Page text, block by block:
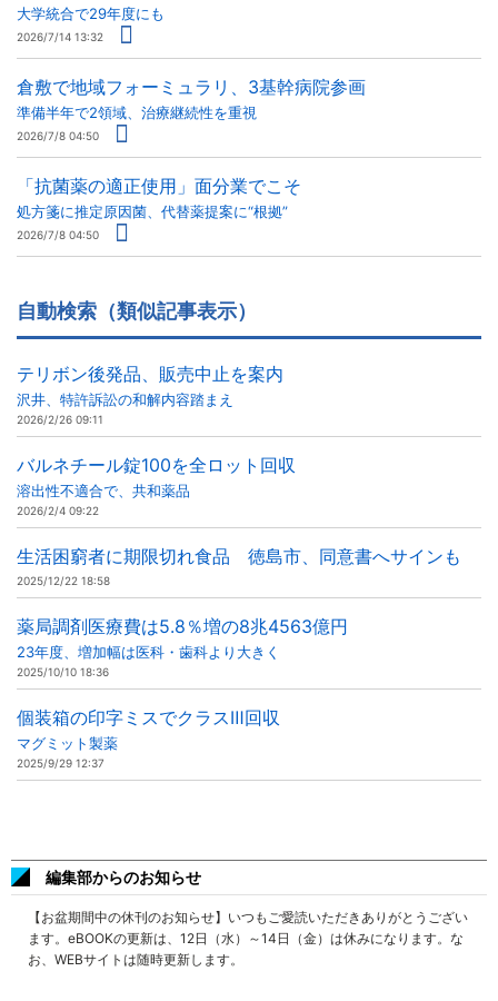
大学統合で29年度にも
2026/7/14 13:32
倉敷で地域フォーミュラリ、3基幹病院参画
準備半年で2領域、治療継続性を重視
2026/7/8 04:50
「抗菌薬の適正使用」面分業でこそ
処方箋に推定原因菌、代替薬提案に“根拠”
2026/7/8 04:50
自動検索（類似記事表示）
テリボン後発品、販売中止を案内
沢井、特許訴訟の和解内容踏まえ
2026/2/26 09:11
バルネチール錠100を全ロット回収
溶出性不適合で、共和薬品
2026/2/4 09:22
生活困窮者に期限切れ食品 徳島市、同意書へサインも
2025/12/22 18:58
薬局調剤医療費は5.8％増の8兆4563億円
23年度、増加幅は医科・歯科より大きく
2025/10/10 18:36
個装箱の印字ミスでクラスⅢ回収
マグミット製薬
2025/9/29 12:37
編集部からのお知らせ
【お盆期間中の休刊のお知らせ】いつもご愛読いただきありがとうござい
ます。eBOOKの更新は、12日（水）～14日（金）は休みになります。な
お、WEBサイトは随時更新します。